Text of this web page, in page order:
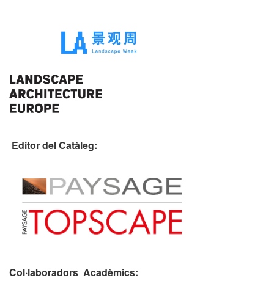
Editor del Catàleg:
Col·laboradors Acadèmics: